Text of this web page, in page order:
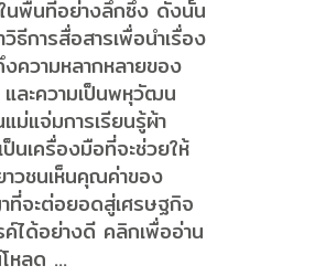
นพื้นที่อย่างลึกซึ้ง ดังนั้น
ธีการสื่อสารเพื่อนำเรื่อง
งความหลากหลายของ
ละความเป็นพหุวัฒน
ม่แจ่มการเรียนรู้ผ้า
นเครื่องมือที่จะช่วยให้
าวชนเห็นคุณค่าของ
จะต่อยอดสู่เศรษฐกิจ
ค์ได้อย่างดี คลิกเพื่ออ่าน
หลด ...